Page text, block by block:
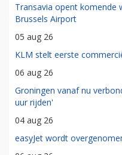
Transavia opent komende
Brussels Airport
05 aug 26
KLM stelt eerste
06 aug 26
Groningen vanaf nu
uur rijden'
04 aug 26
easyJet wordt